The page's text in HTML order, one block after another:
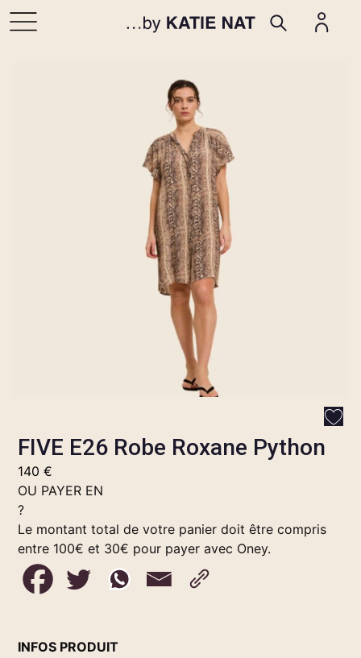
FIVE E26 Robe Roxane Python
140€
OU PAYER EN
?
Le montant total de votre panier doit être compris
entre 100€ et 30€ pour payer avec Oney.
INFOS PRODUIT